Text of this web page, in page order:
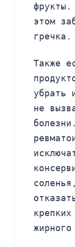
этом
гречка.
Также
убрать
не